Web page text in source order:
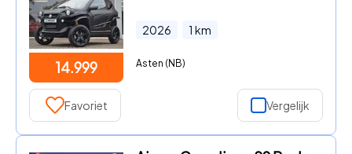
14.999
2026 1 km
Asten (NB)
Favoriet Vergelijk